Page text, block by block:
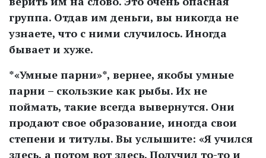
группа. Отдав им деньги, вы никогда не
узнаете, что с ними случилось. Иногда
бывает и хуже.
*«Умные парни»*, вернее, якобы умные
парни – скользкие как рыбы. Их не
поймать, такие всегда вывернутся. Они
продают свое образование, иногда свои
степени и титулы. Вы услышите: «Я учился
здесь, а потом вот здесь. Получил то-то и